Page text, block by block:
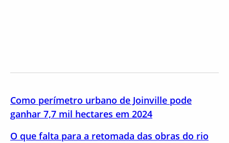
Como perímetro urbano de Joinville pode
ganhar 7,7 mil hectares em 2024
O que falta para a retomada das obras do rio